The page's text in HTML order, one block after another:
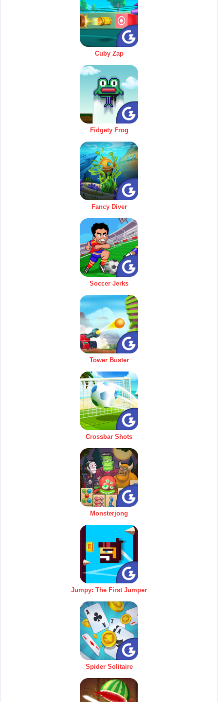
Cuby Zap
Fidgety Frog
Fancy Diver
Soccer Jerks
Tower Buster
Crossbar Shots
Monsterjong
Jumpy: The First Jumper
Spider Solitaire